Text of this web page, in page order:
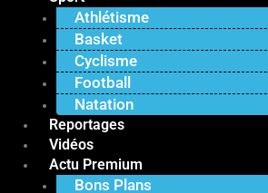
Athlétisme
Basket
Cyclisme
Football
Natation
Reportages
Vidéos
Actu Premium
Bons Plans